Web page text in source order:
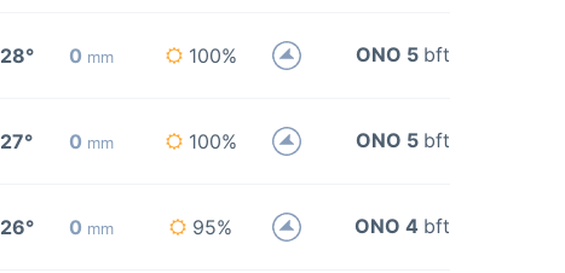
28° 0 mm 100% ONO 5 bft
27° 0 mm 100% ONO 5 bft
26° 0 mm 95% ONO 4 bft